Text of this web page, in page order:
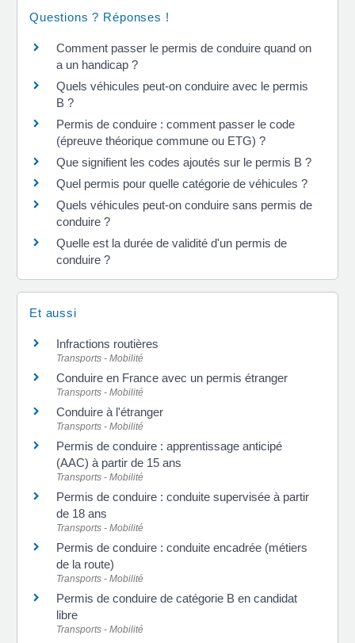
Questions ? Réponses !
Comment passer le permis de conduire quand on
a un handicap ?
Quels véhicules peut-on conduire avec le permis
B ?
Permis de conduire : comment passer le code
(épreuve théorique commune ou ETG) ?
Que signifient les codes ajoutés sur le permis B ?
Quel permis pour quelle catégorie de véhicules ?
Quels véhicules peut-on conduire sans permis de
conduire ?
Quelle est la durée de validité d'un permis de
conduire ?
Et aussi
Infractions routières
Transports - Mobilité
Conduire en France avec un permis étranger
Transports - Mobilité
Conduire à l'étranger
Transports - Mobilité
Permis de conduire : apprentissage anticipé
(AAC) à partir de 15 ans
Transports - Mobilité
Permis de conduire : conduite supervisée à partir
de 18 ans
Transports - Mobilité
Permis de conduire : conduite encadrée (métiers
de la route)
Transports - Mobilité
Permis de conduire de catégorie B en candidat
libre
Transports - Mobilité